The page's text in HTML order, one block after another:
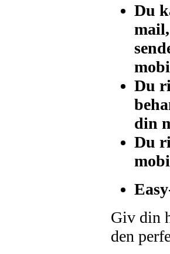
Du
Du
din
Du
Giv din
den